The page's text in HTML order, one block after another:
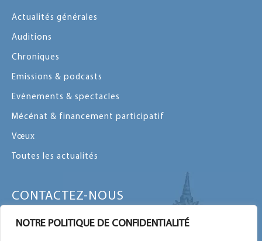
NOTRE POLITIQUE DE CONFIDENTIALITÉ
Actualités générales
Auditions
Chroniques
Emissions & podcasts
Evènements & spectacles
Mécénat & financement participatif
Vœux
Toutes les actualités
CONTACTEZ-NOUS
Contactez-nous par message ou par